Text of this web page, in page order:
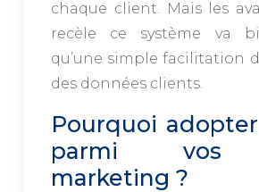
chaque client. Mais les
recèle ce système va
qu’une simple facilitation
des données clients.
Pourquoi
parmi vos
marketing ?